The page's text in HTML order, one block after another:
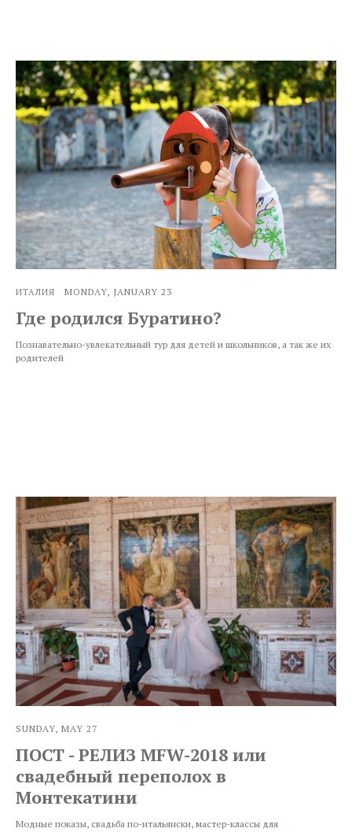
ИТАЛИЯ MONDAY, JANUARY 23
Где родился Буратино?
Познавательно-увлекательный тур для детей и школьников, а так же их
родителей
SUNDAY, MAY 27
ПОСТ - РЕЛИЗ MFW-2018 или
свадебный переполох в
Монтекатини
Модные показы, свадьба по-итальянски, мастер-классы для